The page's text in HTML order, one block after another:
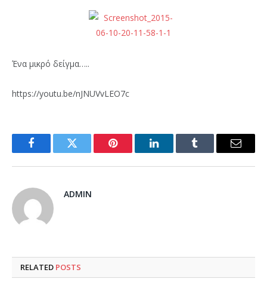
Ένα μικρό δείγμα…..
https://youtu.be/nJNUVvLEO7c
FacebookTwitter Pinterest LinkedInTumblr Email
ADMIN
RELATED POSTS